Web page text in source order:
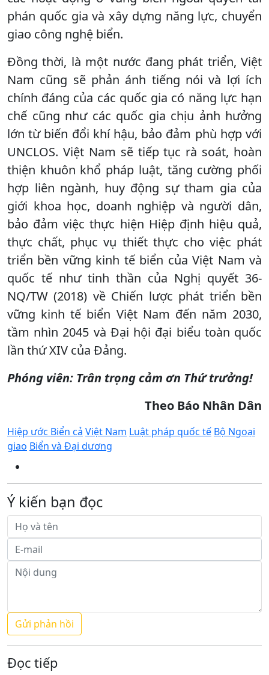
phán quốc gia và xây dựng năng lực, chuyển
giao công nghệ biển.
Đồng thời, là một nước đang phát triển, Việt
Nam cũng sẽ phản ánh tiếng nói và lợi ích
chính đáng của các quốc gia có năng lực hạn
chế cũng như các quốc gia chịu ảnh hưởng
lớn từ biến đổi khí hậu, bảo đảm phù hợp với
UNCLOS. Việt Nam sẽ tiếp tục rà soát, hoàn
thiện khuôn khổ pháp luật, tăng cường phối
hợp liên ngành, huy động sự tham gia của
giới khoa học, doanh nghiệp và người dân,
bảo đảm việc thực hiện Hiệp định hiệu quả,
thực chất, phục vụ thiết thực cho việc phát
triển bền vững kinh tế biển của Việt Nam và
quốc tế như tinh thần của Nghị quyết 36-
NQ/TW (2018) về Chiến lược phát triển bền
vững kinh tế biển Việt Nam đến năm 2030,
tầm nhìn 2045 và Đại hội đại biểu toàn quốc
lần thứ XIV của Đảng.
Phóng viên: Trân trọng cảm ơn Thứ trưởng!
Theo Báo Nhân Dân
Hiệp ước Biển cả Việt Nam Luật pháp quốc tế Bộ Ngoại
giao Biển và Đại dương
Ý kiến bạn đọc
Đọc tiếp